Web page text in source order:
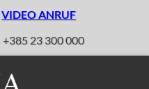
VIDEO ANRUF
+385 23 300 000